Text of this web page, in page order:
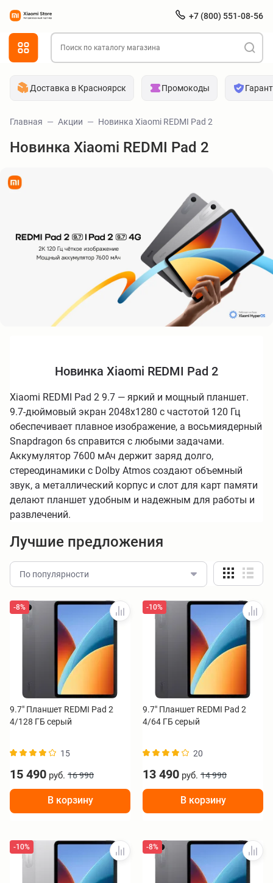
+7 (800) 551-08-56
Доставка в Красноярск Промокоды
Главная Акции Новинка Xiaomi REDMI Pad 2
Новинка Xiaomi REDMI Pad 2
Новинка Xiaomi REDMI Pad 2
Xiaomi REDMI Pad 2 9.7 — яркий и мощный планшет.
9.7-дюймовый экран 2048x1280 с частотой 120 Гц
обеспечивает плавное изображение, а восьмиядерный
Snapdragon 6s справится с любыми задачами.
Аккумулятор 7600 мАч держит заряд долго,
стереодинамики с Dolby Atmos создают объемный
звук, а металлический корпус и слот для карт памяти
делают планшет удобным и надежным для работы и
развлечений.
Лучшие предложения
По популярности
-8%
9.7" Планшет REDMI Pad 2
4/128 ГБ серый
15
15 490 руб. 16 990
В корзину
-10%
9.7" Планшет REDMI Pad 2
4/64 ГБ серый
20
13 490 руб. 14 990
В корзину
-10% -8%